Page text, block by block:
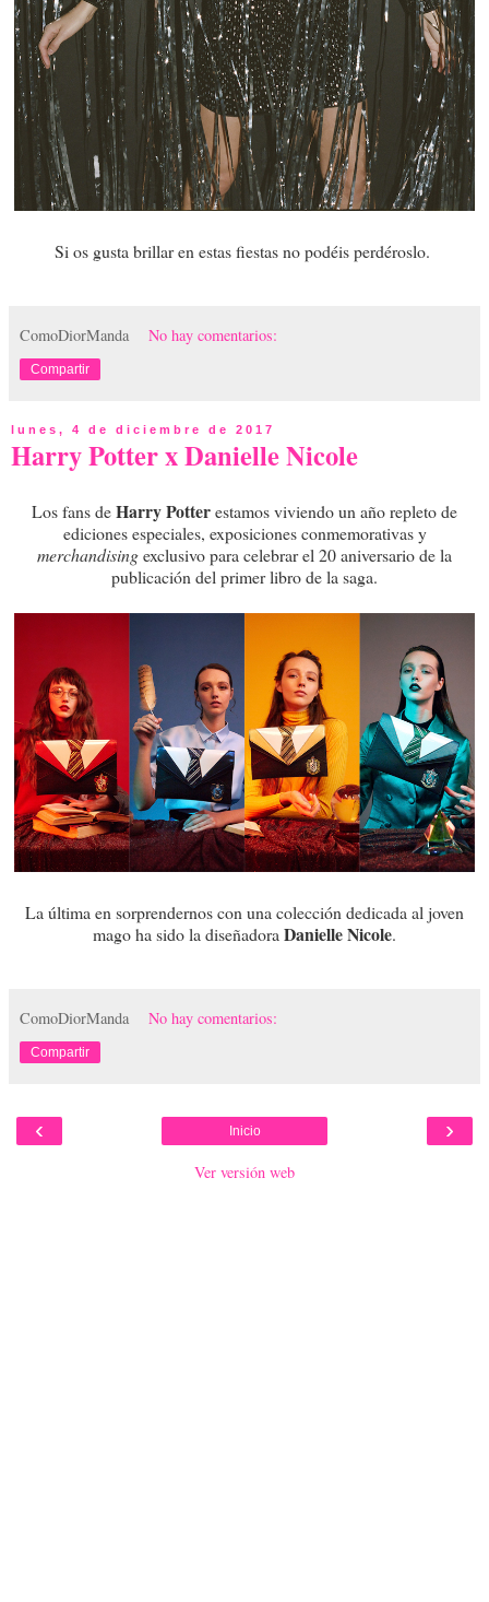
Si os gusta brillar en estas fiestas no podéis perdéroslo.
ComoDiorManda No hay comentarios:
Compartir
lunes, 4 de diciembre de 2017
Harry Potter x Danielle Nicole
Los fans deHarry Potterestamos viviendo un año repleto de
ediciones especiales, exposiciones conmemorativas y
merchandisingexclusivo para celebrar el 20 aniversario de la
publicación del primer libro de la saga.
La última en sorprendernos con una colección dedicada al joven
mago ha sido la diseñadora Danielle Nicole.
ComoDiorManda No hay comentarios:
Compartir
‹ ›
Inicio
Ver versión web